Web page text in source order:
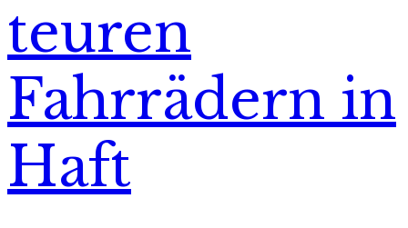
teuren
Fahrrädern in
Haft